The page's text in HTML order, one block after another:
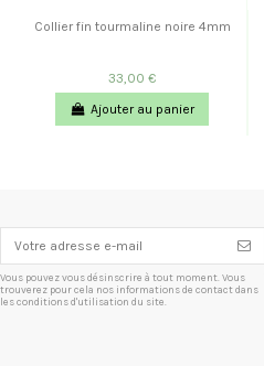
Collier fin tourmaline noire 4mm
33,00 €
Ajouter au panier
Vous pouvez vous désinscrire à tout moment. Vous
trouverez pour cela nos informations de contact dans
les conditions d'utilisation du site.